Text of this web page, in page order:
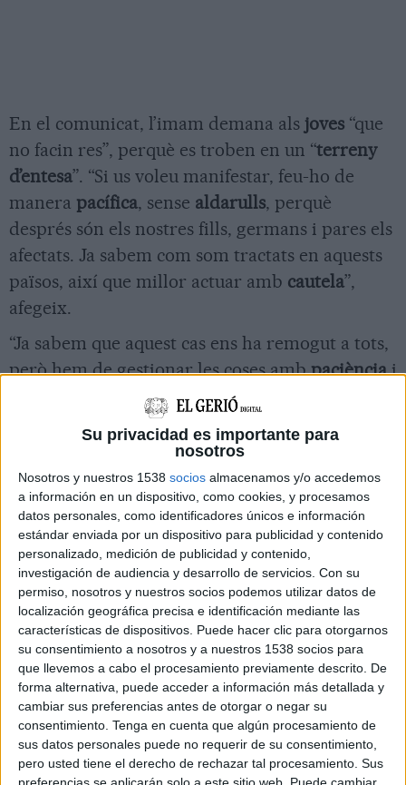
Su privacidad es importante para
nosotros
Nosotros y nuestros 1538 socios almacenamos y/o accedemos
a información en un dispositivo, como cookies, y procesamos
datos personales, como identificadores únicos e información
estándar enviada por un dispositivo para publicidad y contenido
personalizado, medición de publicidad y contenido,
investigación de audiencia y desarrollo de servicios. Con su
permiso, nosotros y nuestros socios podemos utilizar datos de
localización geográfica precisa e identificación mediante las
características de dispositivos. Puede hacer clic para otorgarnos
su consentimiento a nosotros y a nuestros 1538 socios para
que llevemos a cabo el procesamiento previamente descrito. De
forma alternativa, puede acceder a información más detallada y
cambiar sus preferencias antes de otorgar o negar su
consentimiento. Tenga en cuenta que algún procesamiento de
sus datos personales puede no requerir de su consentimiento,
pero usted tiene el derecho de rechazar tal procesamiento. Sus
En el comunicat, l’imam demana als joves “que
no facin res”, perquè es troben en un “terreny
d’entesa”. “Si us voleu manifestar, feu-ho de
manera pacífica, sense aldarulls, perquè
després són els nostres fills, germans i pares els
afectats. Ja sabem com som tractats en aquests
països, així que millor actuar amb cautela”,
afegeix.
“Ja sabem que aquest cas ens ha remogut a tots,
però hem de gestionar les coses ambpaciènciai
”, demana l’imam. “La gent gran
ens dona les gràcies per tot el que hem
aconseguit, ells saben que estem desperts i que
lluitarem per la nostra gent”, diuDiawara.
Finalment, demana fer molta “dua ”, que és la
manifestació verbal de la fe i la devoció per
Allah.
D’altra banda,Henda Diawara, filla de l’imam
deSalt, ha afirmat que lafamíliaes vol
desmarcar dels incidents : “El 70% dels que es
van manifestar, et juro pel meu fill, no coneixen
el meu pare”, assenyala. Remarca que el seu
pare va fer uncomunicatdemanant si us plau
que no protestessin que perjudicava la seva